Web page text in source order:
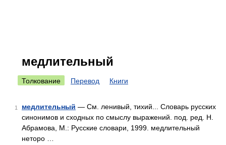
медлительный
Толкование Перевод Книги
1 медлительный — См. ленивый, тихий... Словарь русских
синонимов и сходных по смыслу выражений. под. ред. Н.
Абрамова, М.: Русские словари, 1999. медлительный
неторо …